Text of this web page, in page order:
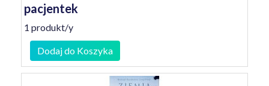
pacjentek
1 produkt/y
Dodaj do Koszyka